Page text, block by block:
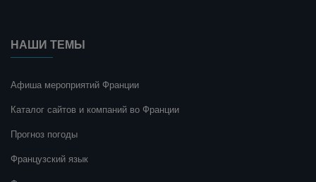
НАШИ ТЕМЫ
Афиша мероприятий Франции
Каталог сайтов и компаний во Франции
Прогноз погоды
Французский язык